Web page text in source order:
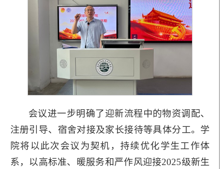
会议进一步明确了迎新流程中的物资调配、
注册引导、宿舍对接及家长接待等具体分工。学
院将以此次会议为契机，持续优化学生工作体
系，以高标准、暖服务和严作风迎接2025级新生